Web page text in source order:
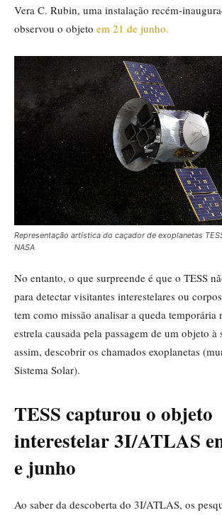
Vera C. Rubin, uma instalação recém-
observou o objeto em 21 de junho.
Representação artística do caçador de exoplanetas
NASA
No entanto, o que surpreende é que o TESS
para detectar visitantes interestelares ou
tem como missão analisar a queda
estrela causada pela passagem de um objeto à
assim, descobrir os chamados exoplanetas
Sistema Solar).
TESS capturou o objeto
interestelar 3I/ATLAS
e junho
Ao saber da descoberta do 3I/ATLAS, os